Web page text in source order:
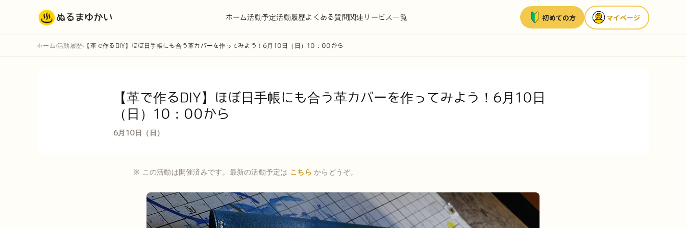
ぬるまゆかい ホーム活動予定活動履歴よくある質問 関連サービス一覧 初めての方 マイページ
ホーム ›活動履歴› 【革で作るDIY】ほぼ日手帳にも合う革カバーを作ってみよう！6月10日（日）10：00から
【革で作るDIY】ほぼ日手帳にも合う革カバーを作ってみよう！6月10日
（日）10：00から
6月10日（日）
※ この活動は開催済みです。最新の活動予定は こちら からどうぞ。